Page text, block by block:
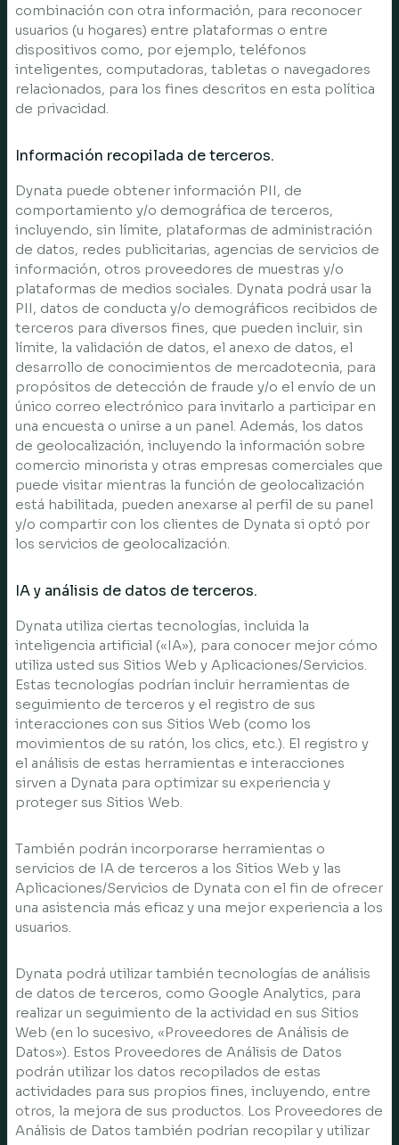
combinación con otra información, para reconocer
usuarios (u hogares) entre plataformas o entre
dispositivos como, por ejemplo, teléfonos
inteligentes, computadoras, tabletas o navegadores
relacionados, para los fines descritos en esta política
de privacidad.
Información recopilada de terceros.
Dynata puede obtener información PII, de
comportamiento y/o demográfica de terceros,
incluyendo, sin límite, plataformas de administración
de datos, redes publicitarias, agencias de servicios de
información, otros proveedores de muestras y/o
plataformas de medios sociales. Dynata podrá usar la
PII, datos de conducta y/o demográficos recibidos de
terceros para diversos fines, que pueden incluir, sin
límite, la validación de datos, el anexo de datos, el
desarrollo de conocimientos de mercadotecnia, para
propósitos de detección de fraude y/o el envío de un
único correo electrónico para invitarlo a participar en
una encuesta o unirse a un panel. Además, los datos
de geolocalización, incluyendo la información sobre
comercio minorista y otras empresas comerciales que
puede visitar mientras la función de geolocalización
está habilitada, pueden anexarse al perfil de su panel
y/o compartir con los clientes de Dynata si optó por
los servicios de geolocalización.
IA y análisis de datos de terceros.
Dynata utiliza ciertas tecnologías, incluida la
inteligencia artificial («IA»), para conocer mejor cómo
utiliza usted sus Sitios Web y Aplicaciones/Servicios.
Estas tecnologías podrían incluir herramientas de
seguimiento de terceros y el registro de sus
interacciones con sus Sitios Web (como los
movimientos de su ratón, los clics, etc.). El registro y
el análisis de estas herramientas e interacciones
sirven a Dynata para optimizar su experiencia y
proteger sus Sitios Web.
También podrán incorporarse herramientas o
servicios de IA de terceros a los Sitios Web y las
Aplicaciones/Servicios de Dynata con el fin de ofrecer
una asistencia más eficaz y una mejor experiencia a los
usuarios.
Dynata podrá utilizar también tecnologías de análisis
de datos de terceros, como Google Analytics, para
realizar un seguimiento de la actividad en sus Sitios
Web (en lo sucesivo, «Proveedores de Análisis de
Datos»). Estos Proveedores de Análisis de Datos
podrán utilizar los datos recopilados de estas
actividades para sus propios fines, incluyendo, entre
otros, la mejora de sus productos. Los Proveedores de
Análisis de Datos también podrían recopilar y utilizar